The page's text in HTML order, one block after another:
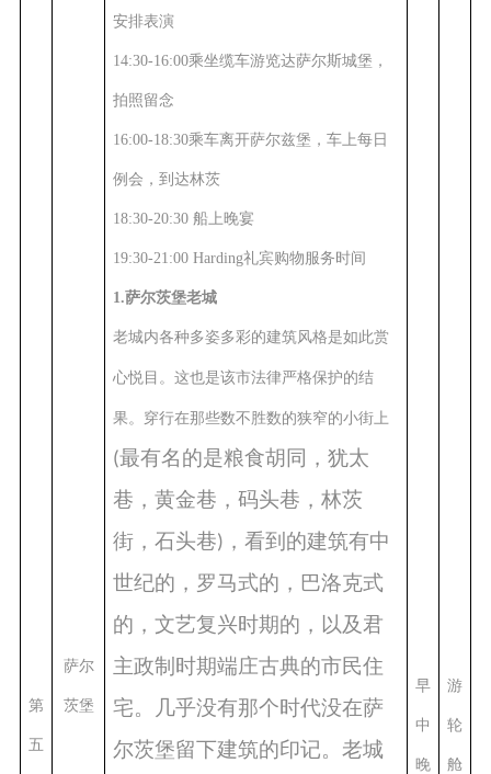
第
五
萨尔
茨堡
安排表演
14:30-16:00乘坐缆车游览达萨尔斯城堡，
拍照留念
16:00-18:30乘车离开萨尔兹堡，车上每日
例会，到达林茨
18:30-20:30 船上晚宴
19:30-21:00 Harding礼宾购物服务时间
1.萨尔茨堡老城
老城内各种多姿多彩的建筑风格是如此赏
心悦目。这也是该市法律严格保护的结
果。穿行在那些数不胜数的狭窄的小街上
(最有名的是粮食胡同，犹太
巷，黄金巷，码头巷，林茨
街，石头巷) ，看到的建筑有中
世纪的，罗马式的，巴洛克式
的，文艺复兴时期的，以及君
主政制时期端庄古典的市民住
宅。几乎没有那个时代没在萨
尔茨堡留下建筑的印记。老城
早
中
晚
游
轮
舱